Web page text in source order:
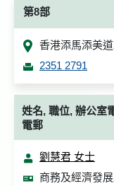
第8部
香港添馬添美
2351 2791
姓名, 職位, 辦公室
電郵
劉慧君 女士
商務及經濟發